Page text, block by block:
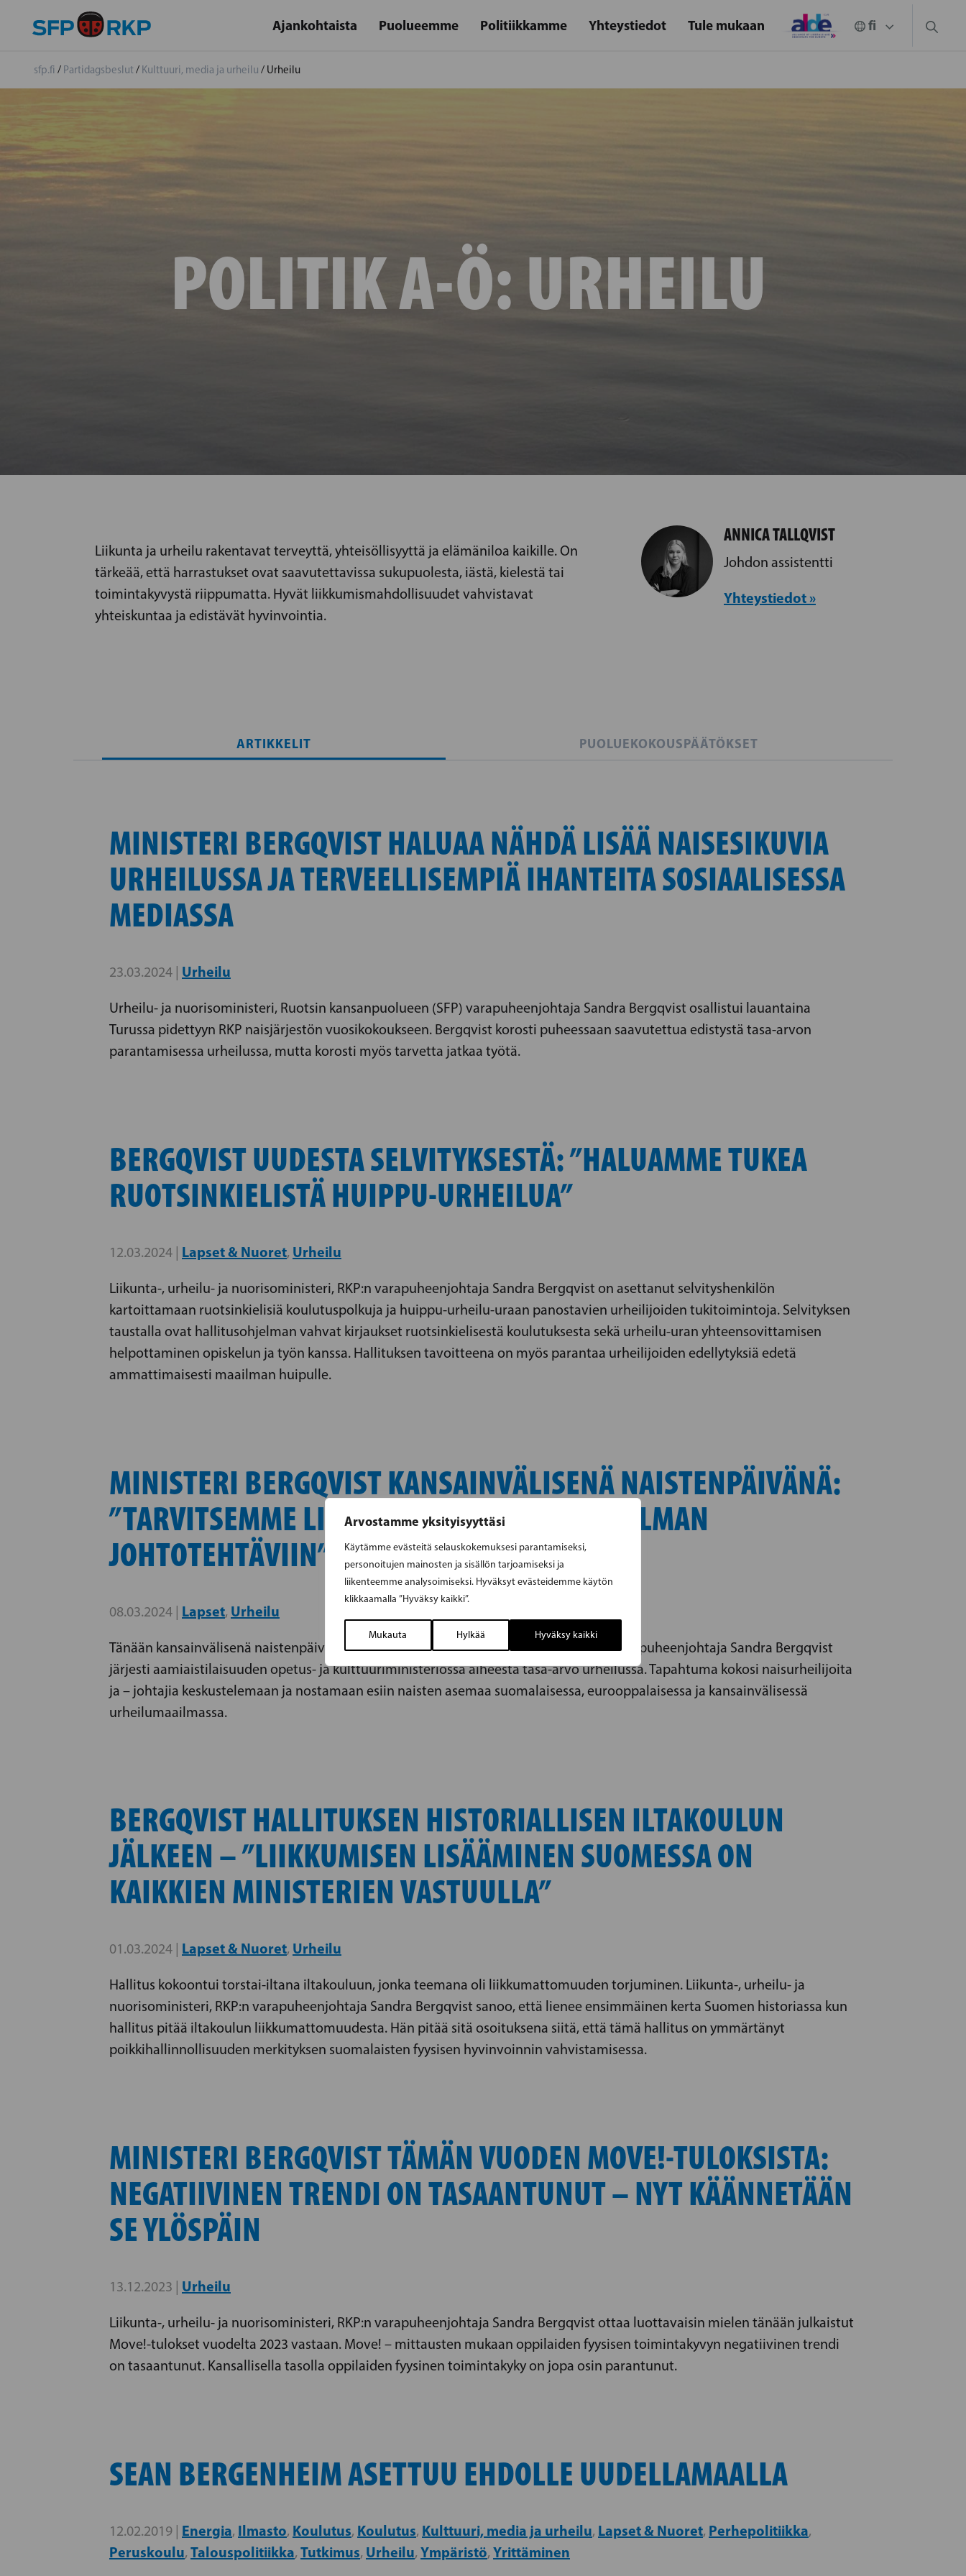
Arvostamme yksityisyyttäsi
Käytämme evästeitä selauskokemuksesi parantamiseksi,
personoitujen mainosten ja sisällön tarjoamiseksi ja
liikenteemme analysoimiseksi. Hyväksyt evästeidemme käytön
klikkaamalla ”Hyväksy kaikki”.
Mukauta Hylkää Hyväksy kaikki
Ajankohtaista Puolueemme Politiikkamme Yhteystiedot Tule mukaan
sfp.fi / Partidagsbeslut/ Kulttuuri, media ja urheilu / Urheilu
POLITIK A-Ö:URHEILU
Liikunta ja urheilu rakentavat terveyttä, yhteisöllisyyttä ja elämäniloa kaikille. On
tärkeää, että harrastukset ovat saavutettavissa sukupuolesta, iästä, kielestä tai
toimintakyvystä riippumatta. Hyvät liikkumismahdollisuudet vahvistavat
yhteiskuntaa ja edistävät hyvinvointia.
ANNICA TALLQVIST
Johdon assistentti
Yhteystiedot »
ARTIKKELIT PUOLUEKOKOUSPÄÄTÖKSET
MINISTERI BERGQVIST HALUAA NÄHDÄ LISÄÄ NAISESIKUVIA
URHEILUSSA JA TERVEELLISEMPIÄ IHANTEITA SOSIAALISESSA
MEDIASSA
23.03.2024 | Urheilu
Urheilu- ja nuorisoministeri, Ruotsin kansanpuolueen (SFP) varapuheenjohtaja Sandra Bergqvist osallistui lauantaina
Turussa pidettyyn RKP naisjärjestön vuosikokoukseen. Bergqvist korosti puheessaan saavutettua edistystä tasa-arvon
parantamisessa urheilussa, mutta korosti myös tarvetta jatkaa työtä.
BERGQVIST UUDESTA SELVITYKSESTÄ: ”HALUAMME TUKEA
RUOTSINKIELISTÄ HUIPPU-URHEILUA”
12.03.2024 | Lapset & Nuoret, Urheilu
Liikunta-, urheilu- ja nuorisoministeri, RKP:n varapuheenjohtaja Sandra Bergqvist on asettanut selvityshenkilön
kartoittamaan ruotsinkielisiä koulutuspolkuja ja huippu-urheilu-uraan panostavien urheilijoiden tukitoimintoja. Selvityksen
taustalla ovat hallitusohjelman vahvat kirjaukset ruotsinkielisestä koulutuksesta sekä urheilu-uran yhteensovittamisen
helpottaminen opiskelun ja työn kanssa. Hallituksen tavoitteena on myös parantaa urheilijoiden edellytyksiä edetä
ammattimaisesti maailman huipulle.
MINISTERI BERGQVIST KANSAINVÄLISENÄ NAISTENPÄIVÄNÄ:
”TARVITSEMME LISÄÄ NAISIA URHEILUMAAILMAN
JOHTOTEHTÄVIIN”
08.03.2024 | Lapset, Urheilu
Tänään kansainvälisenä naistenpäivänä liikunta-, urheilu- ja nuorisoministeri, RKP:n varapuheenjohtaja Sandra Bergqvist
järjesti aamiaistilaisuuden opetus- ja kulttuuriministeriössä aiheesta tasa-arvo urheilussa. Tapahtuma kokosi naisurheilijoita
ja – johtajia keskustelemaan ja nostamaan esiin naisten asemaa suomalaisessa, eurooppalaisessa ja kansainvälisessä
urheilumaailmassa.
BERGQVIST HALLITUKSEN HISTORIALLISEN ILTAKOULUN
JÄLKEEN – ”LIIKKUMISEN LISÄÄMINEN SUOMESSA ON
KAIKKIEN MINISTERIEN VASTUULLA”
01.03.2024 | Lapset & Nuoret, Urheilu
Hallitus kokoontui torstai-iltana iltakouluun, jonka teemana oli liikkumattomuuden torjuminen. Liikunta-, urheilu- ja
nuorisoministeri, RKP:n varapuheenjohtaja Sandra Bergqvist sanoo, että lienee ensimmäinen kerta Suomen historiassa kun
hallitus pitää iltakoulun liikkumattomuudesta. Hän pitää sitä osoituksena siitä, että tämä hallitus on ymmärtänyt
poikkihallinnollisuuden merkityksen suomalaisten fyysisen hyvinvoinnin vahvistamisessa.
MINISTERI BERGQVIST TÄMÄN VUODEN MOVE!-TULOKSISTA:
NEGATIIVINEN TRENDI ON TASAANTUNUT – NYT KÄÄNNETÄÄN
SE YLÖSPÄIN
13.12.2023 | Urheilu
Liikunta-, urheilu- ja nuorisoministeri, RKP:n varapuheenjohtaja Sandra Bergqvist ottaa luottavaisin mielen tänään julkaistut
Move!-tulokset vuodelta 2023 vastaan. Move! – mittausten mukaan oppilaiden fyysisen toimintakyvyn negatiivinen trendi
on tasaantunut. Kansallisella tasolla oppilaiden fyysinen toimintakyky on jopa osin parantunut.
SEAN BERGENHEIM ASETTUU EHDOLLE UUDELLAMAALLA
12.02.2019 | Energia, Ilmasto, Koulutus, Koulutus, Kulttuuri, media ja urheilu, Lapset & Nuoret, Perhepolitiikka,
Peruskoulu, Talouspolitiikka, Tutkimus, Urheilu, Ympäristö, Yrittäminen